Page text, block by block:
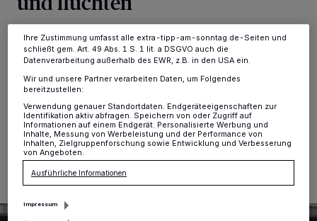
Krefeld·Auf der Lindenstraße hat am Mittwoch (5. Juli
2023) ein junger Mann die Scheiben an einem
geparkten Auto eingeschlagen. Eine Zeugin hat ihn und
seinen Komplizen dabei beobachtet.
06.07.2023 , 11:06 Uhr Eine Minute Lesezeit
Ihre Einstellungen gelten innerhalb unseres Website. Weitere
Ihre Zustimmung umfasst alle extra-tipp-am-sonntag.de-Seiten und
schließt gem. Art. 49 Abs. 1 S. 1 lit. a DSGVO auch die
Datenverarbeitung außerhalb des EWR, z.B. in den USA ein.
Wir und unsere Partner verarbeiten Daten, um Folgendes
bereitzustellen:
Verwendung genauer Standortdaten. Endgeräteeigenschaften zur
Identifikation aktiv abfragen. Speichern von oder Zugriff auf
Informationen auf einem Endgerät. Personalisierte Werbung und
Inhalte, Messung von Werbeleistung und der Performance von
Inhalten, Zielgruppenforschung sowie Entwicklung und Verbesserung
von Angeboten.
Ausführliche Informationen
Impressum